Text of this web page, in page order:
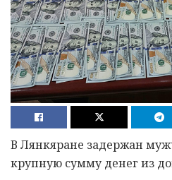
В Лянкяране задержан
крупную сумму денег из